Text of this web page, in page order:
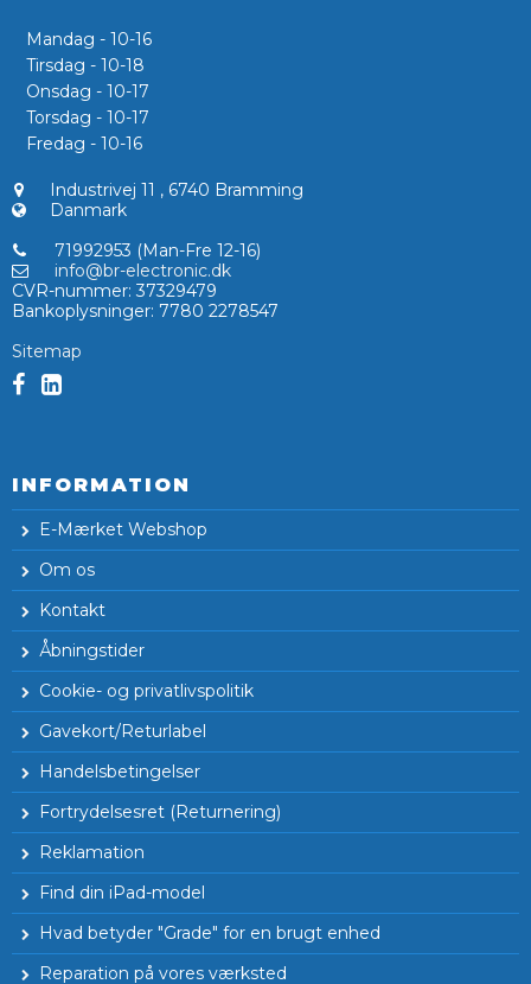
Mandag - 10-16
Tirsdag - 10-18
Onsdag - 10-17
Torsdag - 10-17
Fredag - 10-16
Industrivej 11 , 6740 Bramming
Danmark
71992953 (Man-Fre 12-16)
info@br-electronic.dk
CVR-nummer: 37329479
Bankoplysninger: 7780 2278547
Sitemap
INFORMATION
E-Mærket Webshop
Om os
Kontakt
Åbningstider
Cookie- og privatlivspolitik
Gavekort/Returlabel
Handelsbetingelser
Fortrydelsesret (Returnering)
Reklamation
Find din iPad-model
Hvad betyder "Grade" for en brugt enhed
Reparation på vores værksted